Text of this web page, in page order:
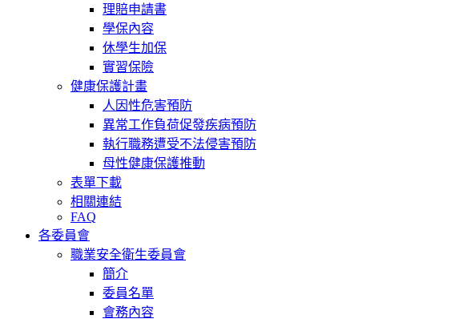
理賠申請書
學保內容
休學生加保
實習保險
健康保護計畫
人因性危害預防
異常工作負荷促發疾病預防
執行職務遭受不法侵害預防
母性健康保護推動
表單下載
相關連結
FAQ
各委員會
職業安全衛生委員會
簡介
委員名單
會務內容